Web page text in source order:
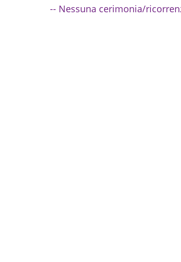
-- Nessuna cerimonia/